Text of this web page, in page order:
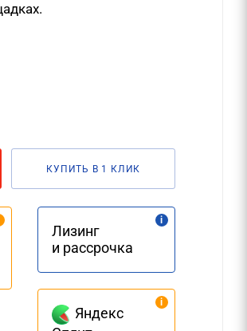
КУПИТЬ В 1 КЛИК
Лизинг
и рассрочка
Яндекс